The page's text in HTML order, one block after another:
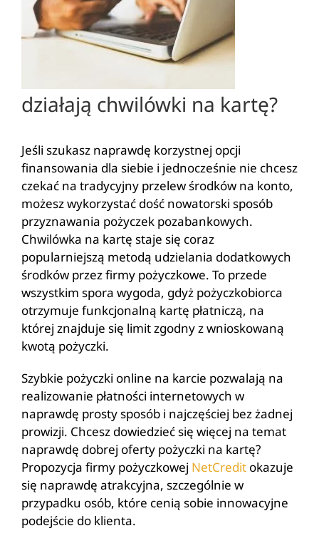
działają chwilówki na kartę?
Jeśli szukasz naprawdę korzystnej opcji
finansowania dla siebie i jednocześnie nie chcesz
czekać na tradycyjny przelew środków na konto,
możesz wykorzystać dość nowatorski sposób
przyznawania pożyczek pozabankowych.
Chwilówka na kartę staje się coraz
popularniejszą metodą udzielania dodatkowych
środków przez firmy pożyczkowe. To przede
wszystkim spora wygoda, gdyż pożyczkobiorca
otrzymuje funkcjonalną kartę płatniczą, na
której znajduje się limit zgodny z wnioskowaną
kwotą pożyczki.
Szybkie pożyczki online na karcie pozwalają na
realizowanie płatności internetowych w
naprawdę prosty sposób i najczęściej bez żadnej
prowizji. Chcesz dowiedzieć się więcej na temat
naprawdę dobrej oferty pożyczki na kartę?
Propozycja firmy pożyczkowej NetCreditokazuje
się naprawdę atrakcyjna, szczególnie w
przypadku osób, które cenią sobie innowacyjne
podejście do klienta.